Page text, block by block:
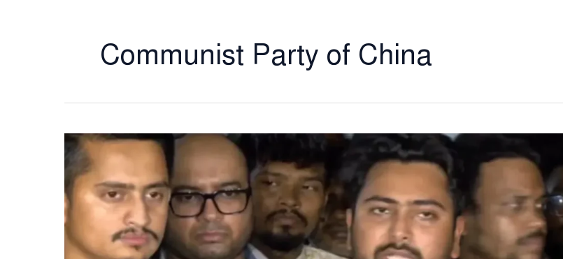
Communist Party of China